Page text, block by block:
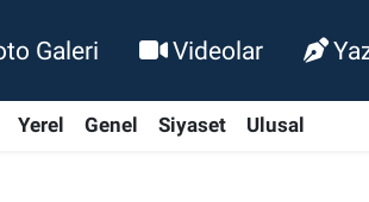
Galeri Videolar
Yerel Genel Siyaset Ulusal